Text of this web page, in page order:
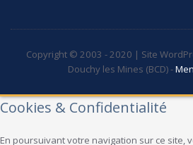
Copyright © 2003 - 2020 | Site
Douchy les Mines (BCD) -
Cookies & Confidentialité
En poursuivant votre navigation sur ce site,